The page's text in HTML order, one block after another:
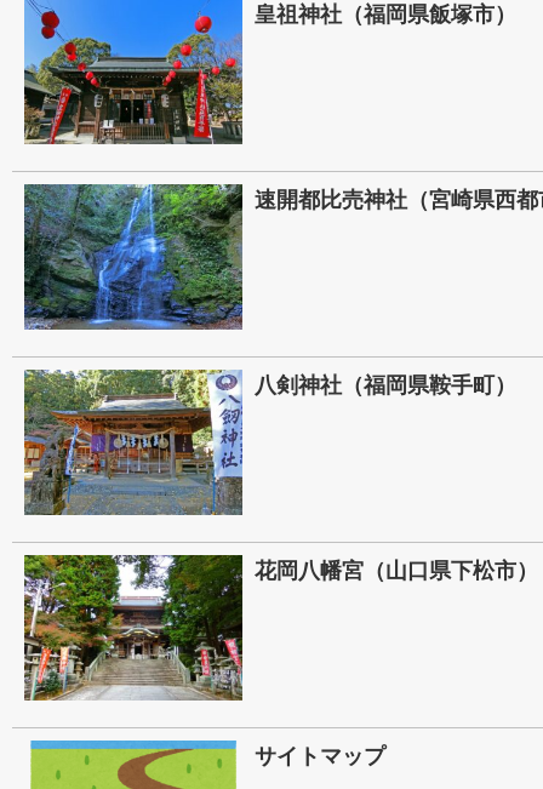
皇祖神社（福岡県飯塚市）
速開都比売神社（宮崎県西
八剣神社（福岡県鞍手町）
花岡八幡宮（山口県下松市）
サイトマップ